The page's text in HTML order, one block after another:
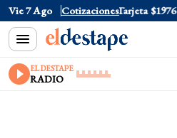
Vie 7 Ago Cotizaciones
$1520 Dólar Tarjeta $1976
EL DESTAPE
RADIO